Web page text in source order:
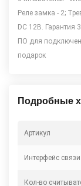
Реле замка - 2;
DC 12В. Гарантия
ПО для
подарок
Подробные
Артикул
Интерфейс связи
Кол-во